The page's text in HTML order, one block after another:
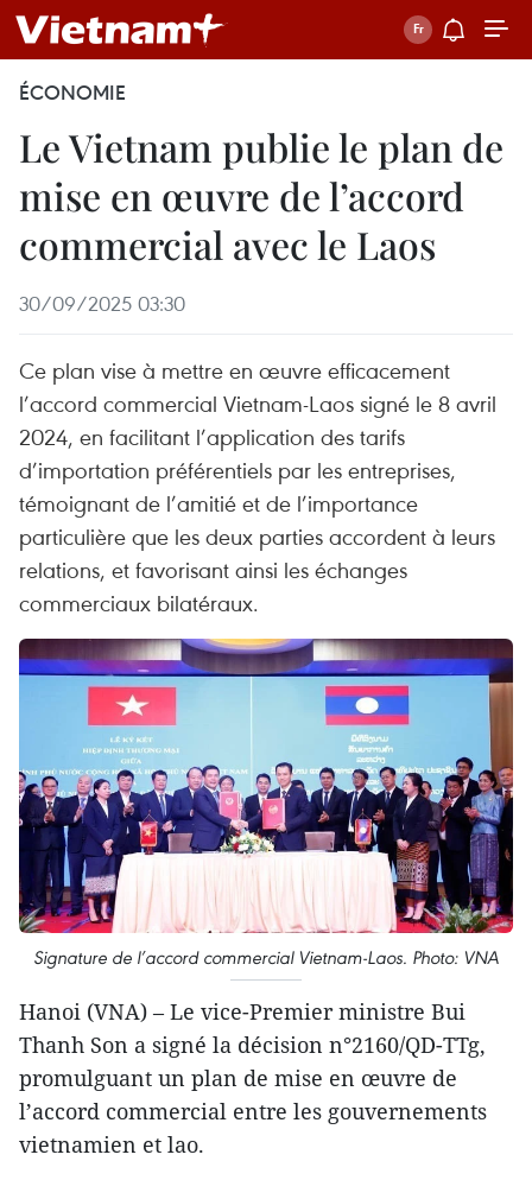
ÉCONOMIE
Le Vietnam publie le plan de
mise en œuvre de l’accord
commercial avec le Laos
30/09/2025 03:30
Ce plan vise à mettre en œuvre efficacement
l’accord commercial Vietnam-Laos signé le 8 avril
2024, en facilitant l’application des tarifs
d’importation préférentiels par les entreprises,
témoignant de l’amitié et de l’importance
particulière que les deux parties accordent à leurs
relations, et favorisant ainsi les échanges
commerciaux bilatéraux.
Signature de l’accord commercial Vietnam-Laos. Photo: VNA
Hanoi (VNA) – Le vice-Premier ministre Bui
Thanh Son a signé la décision n°2160/QD-TTg,
promulguant un plan de mise en œuvre de
l’accord commercial entre les gouvernements
vietnamien et lao.